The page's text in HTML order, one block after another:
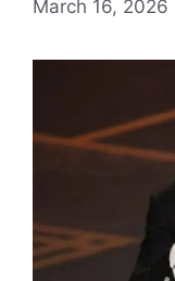
March 16, 2026